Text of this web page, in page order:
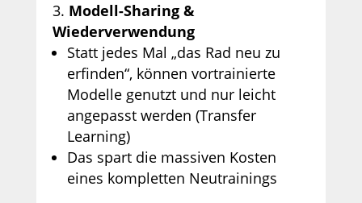
Modell-Sharing &
Wiederverwendung
Statt jedes Mal „das Rad neu zu
erfinden“, können vortrainierte
Modelle genutzt und nur leicht
angepasst werden (Transfer
Learning)
Das spart die massiven Kosten
eines kompletten Neutrainings